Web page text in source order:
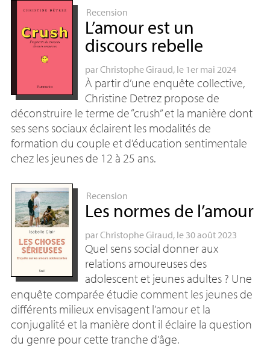
Recension
L’amour est un
discours rebelle
parChristophe Giraud, le 1er mai 2024
À partir d’une enquête collective,
Christine Detrez propose de
déconstruire le terme de “crush” et la manière dont
ses sens sociaux éclairent les modalités de
formation du couple et d’éducation sentimentale
chez les jeunes de 12 à 25 ans.
Recension
Les normes de l’amour
parChristophe Giraud, le 30 août 2023
Quel sens social donner aux
relations amoureuses des
adolescent et jeunes adultes ? Une
enquête comparée étudie comment les jeunes de
différents milieux envisagent l’amour et la
conjugalité et la manière dont il éclaire la question
du genre pour cette tranche d’âge.